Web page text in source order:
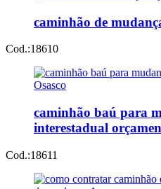
caminhão de
Cod.:18610
caminhão baú para
interestadual
Cod.:18611